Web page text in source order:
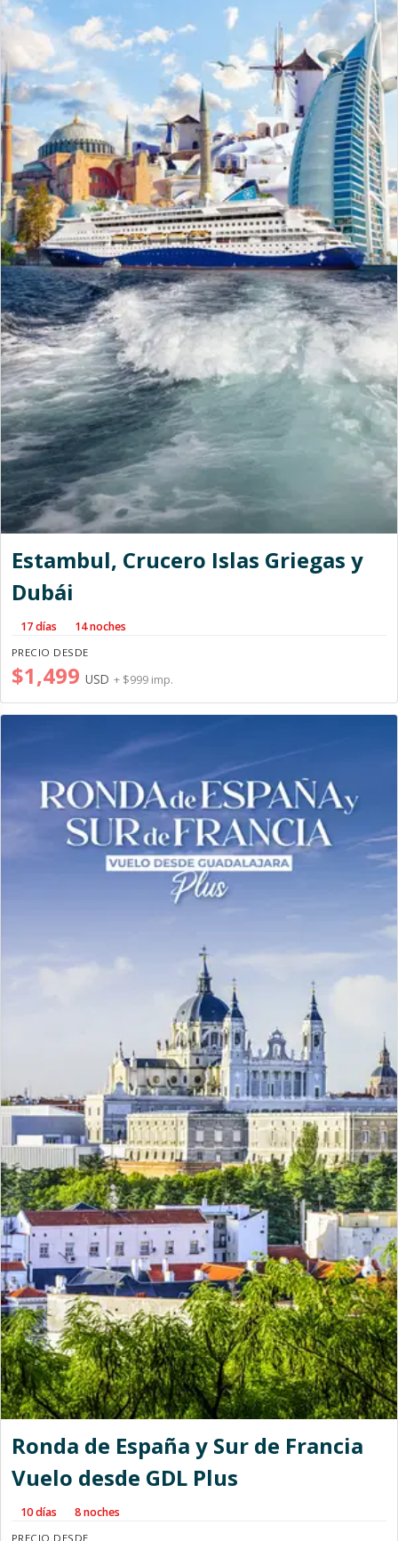
Estambul, Crucero Islas Griegas y
Dubái
17 días 14 noches
PRECIO DESDE
$1,499 USD + $999 imp.
Ronda de España y Sur de Francia
Vuelo desde GDL Plus
10 días 8 noches
PRECIO DESDE